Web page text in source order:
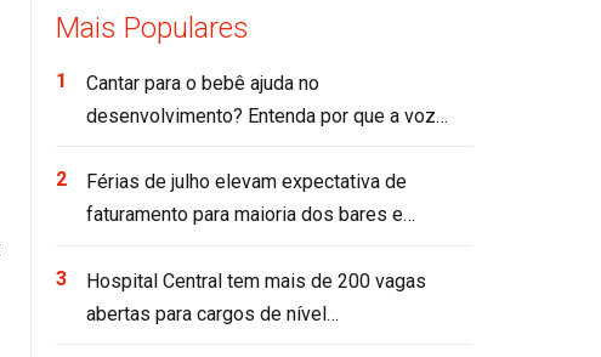
Mais Populares
Cantar para o bebê ajuda no
desenvolvimento? Entenda por que a voz…
Férias de julho elevam expectativa de
faturamento para maioria dos bares e…
Hospital Central tem mais de 200 vagas
abertas para cargos de nível…